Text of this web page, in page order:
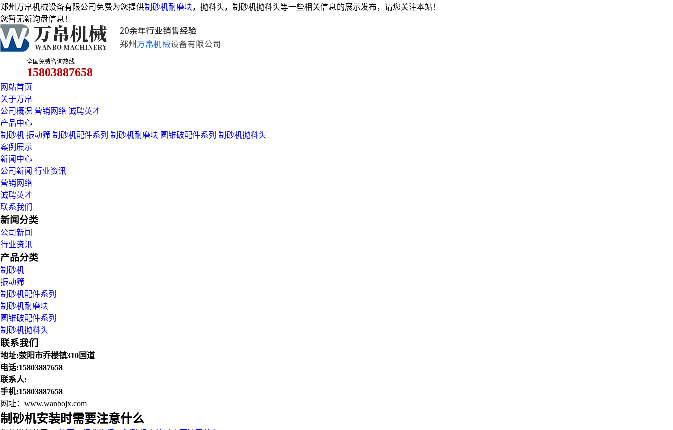
郑州万帛机械设备有限公司免费为您提供制砂机耐磨块，抛料头，制砂机抛料头等一些相关信息的展示发布，请您关注本站！
您暂无新询盘信息！
全国免费咨询热线
15803887658
网站首页
关于万帛
公司概况 营销网络 诚聘英才
产品中心
制砂机 振动筛 制砂机配件系列 制砂机耐磨块 圆锥破配件系列 制砂机抛料头
案例展示
新闻中心
公司新闻 行业资讯
营销网络
诚聘英才
联系我们
新闻分类
公司新闻
行业资讯
产品分类
制砂机
振动筛
制砂机配件系列
制砂机耐磨块
圆锥破配件系列
制砂机抛料头
联系我们
地址:荥阳市乔楼镇310国道
电话:15803887658
联系人:
手机:15803887658
网址：www.wanbojx.com
制砂机安装时需要注意什么